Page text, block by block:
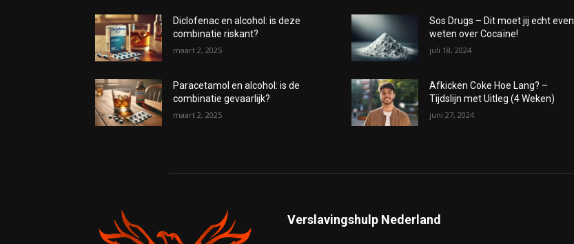
Diclofenac en alcohol: is deze
combinatie riskant?
maart 2, 2025
Paracetamol en alcohol: is de
combinatie gevaarlijk?
maart 2, 2025
Sos Drugs – Dit moet jij echt even
weten over Cocaïne!
juli 18, 2024
Afkicken Coke Hoe Lang? –
Tijdslijn met Uitleg (4 Weken)
juni 27, 2024
Verslavingshulp Nederland